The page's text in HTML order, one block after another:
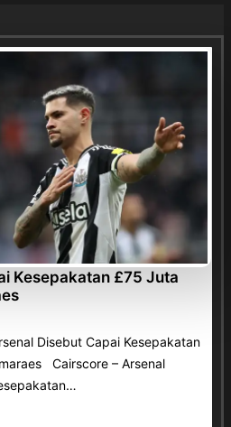
Kesepakatan £75 Juta
Disebut Capai Kesepakatan
Cairscore – Arsenal